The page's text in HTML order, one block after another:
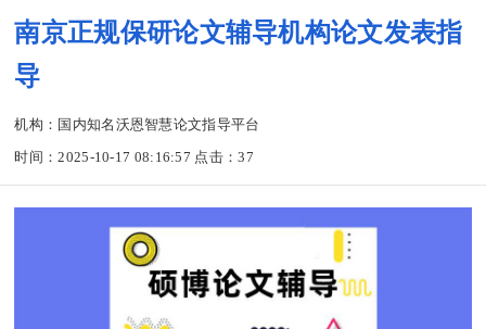
南京正规保研论文辅导机构论文发表指
导
机构：国内知名沃恩智慧论文指导平台
时间：2025-10-17 08:16:57 点击：37